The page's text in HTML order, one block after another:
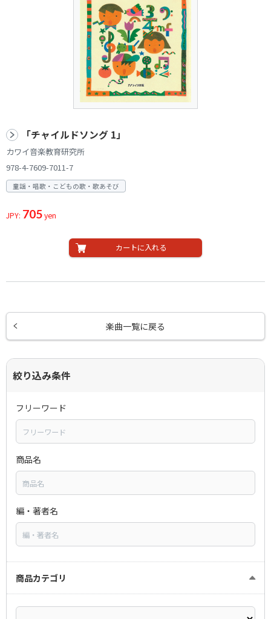
「チャイルドソング 1」
カワイ音楽教育研究所
978-4-7609-7011-7
童謡・唱歌・こどもの歌・歌あそび
JPY: 705yen
カートに入れる
楽曲一覧に戻る
絞り込み条件
フリーワード
商品名
編・著者名
商品カテゴリ